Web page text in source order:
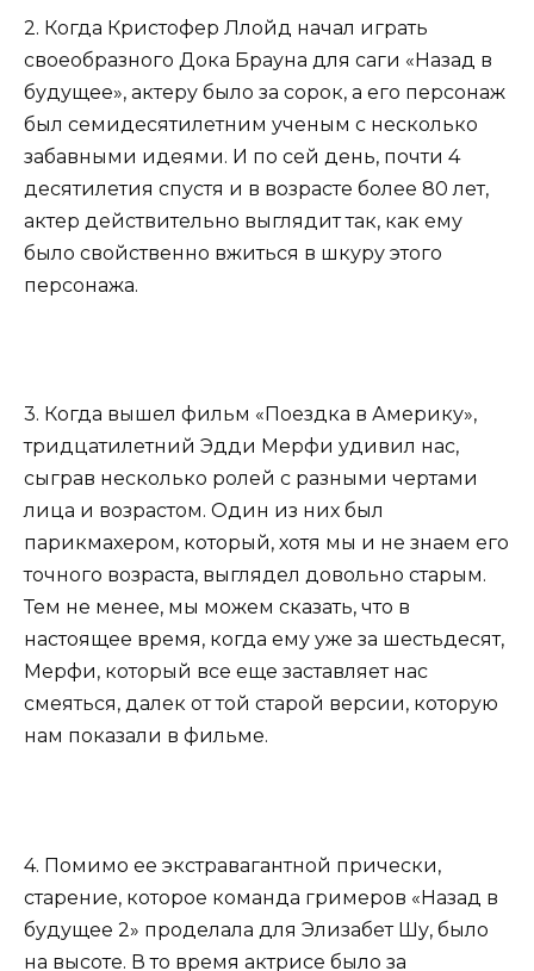
2. Когда Кристофер Ллойд начал играть
своеобразного Дока Брауна для саги «Назад в
будущее», актеру было за сорок, а его персонаж
был семидесятилетним ученым с несколько
забавными идеями. И по сей день, почти 4
десятилетия спустя и в возрасте более 80 лет,
актер действительно выглядит так, как ему
было свойственно вжиться в шкуру этого
персонажа.
3. Когда вышел фильм «Поездка в Америку»,
тридцатилетний Эдди Мерфи удивил нас,
сыграв несколько ролей с разными чертами
лица и возрастом. Один из них был
парикмахером, который, хотя мы и не знаем его
точного возраста, выглядел довольно старым.
Тем не менее, мы можем сказать, что в
настоящее время, когда ему уже за шестьдесят,
Мерфи, который все еще заставляет нас
смеяться, далек от той старой версии, которую
нам показали в фильме.
4. Помимо ее экстравагантной прически,
старение, которое команда гримеров «Назад в
будущее 2» проделала для Элизабет Шу, было
на высоте. В то время актрисе было за